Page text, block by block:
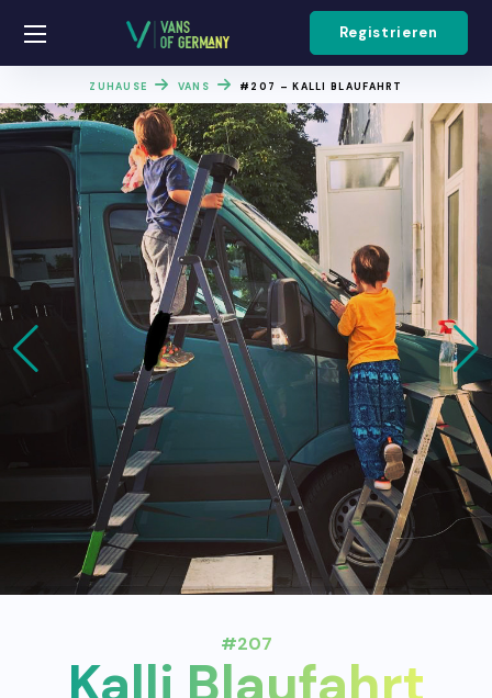
Registrieren
ZUHAUSE VANS #207 – KALLI BLAUFAHRT
#207